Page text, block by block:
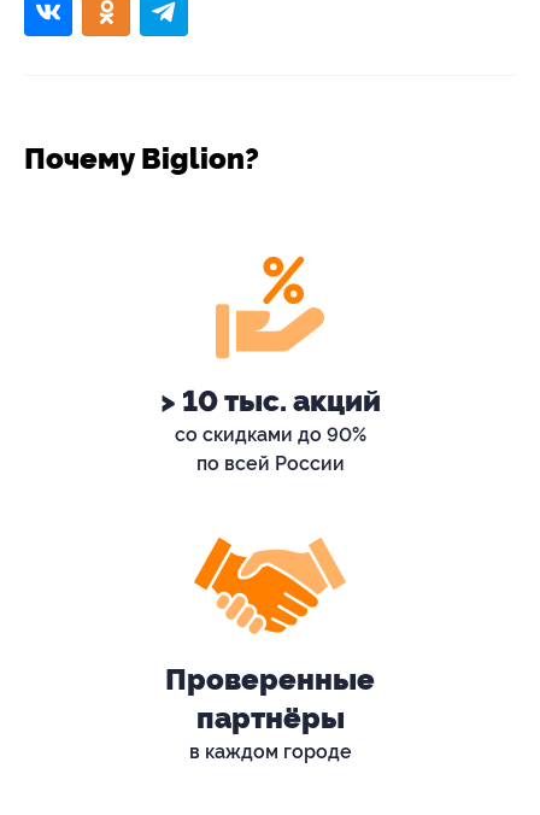
Почему Biglion?
> 10 тыс. акций
со скидками до 90%
по всей России
Проверенные
партнёры
в каждом городе